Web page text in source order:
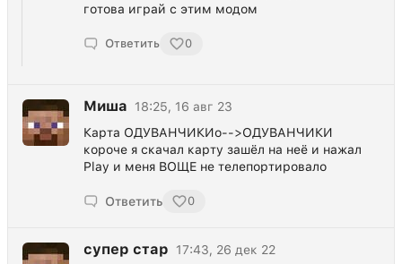
готова играй с этим модом
Ответить 0
Миша
18:25, 16 авг 23
Карта ОДУВАНЧИКИо-->ОДУВАНЧИКИ
короче я скачал карту зашёл на неё и нажал
Play и меня ВОЩЕ не телепортировало
Ответить 0
супер стар
17:43, 26 дек 22